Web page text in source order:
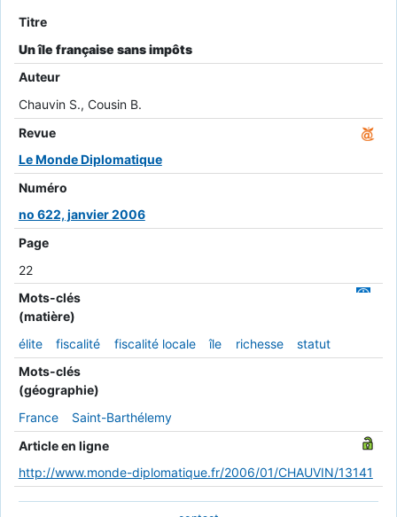
Titre
Un île française sans impôts
Auteur
Chauvin S., Cousin B.
Revue
Le Monde Diplomatique
Numéro
no 622, janvier 2006
Page
22
Mots-clés
(matière)
élite
fiscalité fiscalité locale île richesse
statut
Mots-clés
(géographie)
France
Saint-Barthélemy
Article en ligne
http://www.monde-diplomatique.fr/2006/01/CHAUVIN/13141